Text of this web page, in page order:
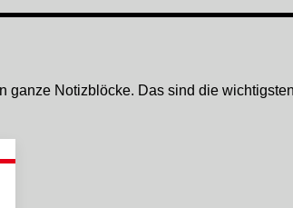
ganze Notizblöcke. Das sind die